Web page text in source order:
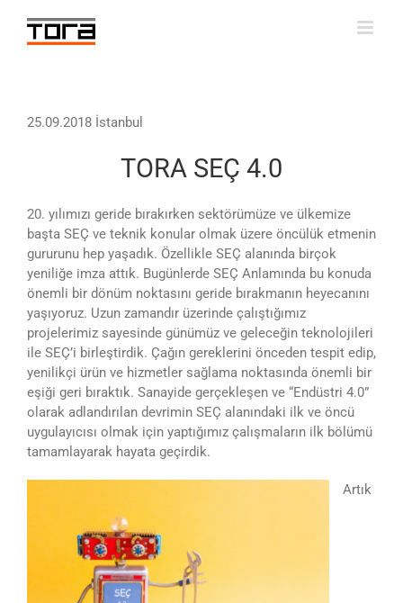
content
25.09.2018 İstanbul
TORA SEÇ 4.0
20. yılımızı geride bırakırken sektörümüze ve ülkemize
başta SEÇ ve teknik konular olmak üzere öncülük etmenin
gururunu hep yaşadık. Özellikle SEÇ alanında birçok
yeniliğe imza attık. Bugünlerde SEÇ Anlamında bu konuda
önemli bir dönüm noktasını geride bırakmanın heyecanını
yaşıyoruz. Uzun zamandır üzerinde çalıştığımız
projelerimiz sayesinde günümüz ve geleceğin teknolojileri
ile SEÇ’i birleştirdik. Çağın gereklerini önceden tespit edip,
yenilikçi ürün ve hizmetler sağlama noktasında önemli bir
eşiği geri bıraktık. Sanayide gerçekleşen ve “Endüstri 4.0”
olarak adlandırılan devrimin SEÇ alanındaki ilk ve öncü
uygulayıcısı olmak için yaptığımız çalışmaların ilk bölümü
tamamlayarak hayata geçirdik.
Artık